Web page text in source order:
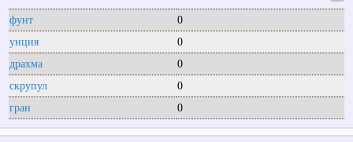
фунт
0
унция
0
драхма
0
скрупул
0
гран
0